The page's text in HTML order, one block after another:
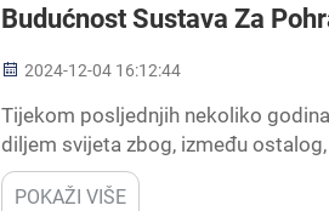
Budućnost Sustava Za
2024-12-04 16:12:44
Tijekom posljednjih nekoliko
diljem svijeta zbog, između
Energieeinspeichersysteme (EES)
POKAŽI VIŠE